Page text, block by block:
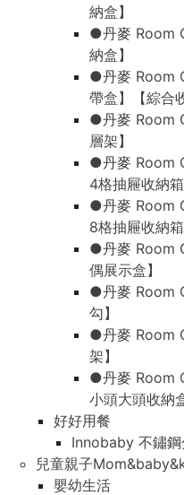
納盒】
●丹麥 Room
納盒】
●丹麥 Room
帶盒】【綜合
●丹麥 Room
層架】
●丹麥 Room
4格抽屜收納箱
●丹麥 Room
8格抽屜收納箱
●丹麥 Room
偶展示盒】
●丹麥 Room
勾】
●丹麥 Room
架】
●丹麥 Room
小頭大頭收納
好好用餐
Innobaby 不鏽鋼
兒童親子
嬰幼生活